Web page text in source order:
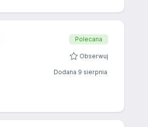
Polecana
Obserwuj
Dodana 9 sierpnia